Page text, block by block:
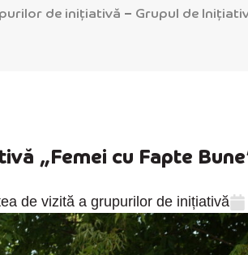
de inițiativă – Grupul de
„Femei cu Fapte
de vizită a grupurilor de inițiativă